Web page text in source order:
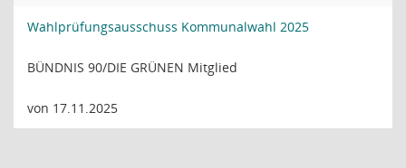
Wahlprüfungsausschuss Kommunalwahl 2025
BÜNDNIS 90/DIE GRÜNEN Mitglied
von 17.11.2025